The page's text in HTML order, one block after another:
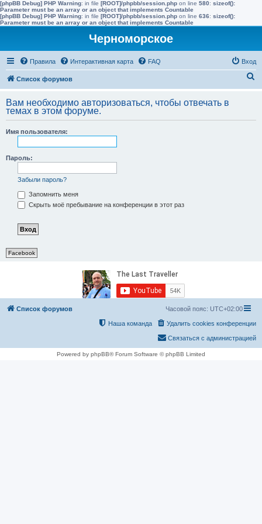
[phpBB Debug] PHP Warning: in file [ROOT]/phpbb/session.php on line 580: sizeof():
Parameter must be an array or an object that implements Countable
[phpBB Debug] PHP Warning: in file [ROOT]/phpbb/session.php on line 636: sizeof():
Parameter must be an array or an object that implements Countable
Черноморское
Правила Интерактивная карта FAQ Вход
Список форумов
с
Вам необходимо авторизоваться, чтобы отвечать в
темах в этом форуме.
Имя пользователя:
Пароль:
Забыли пароль?
Запомнить меня
Скрыть моё пребывание на конференции в этот раз
Facebook
Список форумов Часовой пояс: UTC+02:00
Удалить cookies конференции
Наша команда
Связаться с администрацией
Powered by phpBB® Forum Software © phpBB Limited